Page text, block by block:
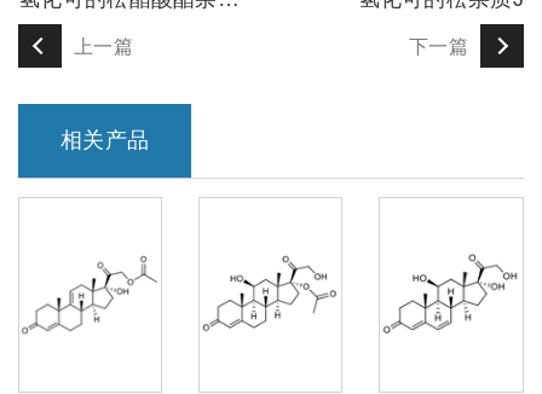
上一篇 下一篇
相关产品